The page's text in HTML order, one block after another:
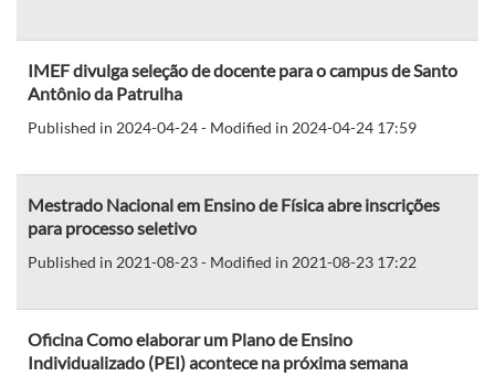
IMEF divulga seleção de docente para o campus de Santo
Antônio da Patrulha
Published in 2024-04-24 - Modified in 2024-04-24 17:59
Mestrado Nacional em Ensino de Física abre inscrições
para processo seletivo
Published in 2021-08-23 - Modified in 2021-08-23 17:22
Oficina Como elaborar um Plano de Ensino
Individualizado (PEI) acontece na próxima semana